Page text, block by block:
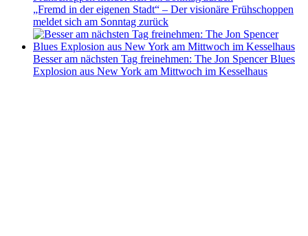
„Fremd in der eigenen Stadt“ – Der visionäre Frühschoppen
meldet sich am Sonntag zurück
Besser am nächsten Tag freinehmen: The Jon Spencer Blues
Explosion aus New York am Mittwoch im Kesselhaus